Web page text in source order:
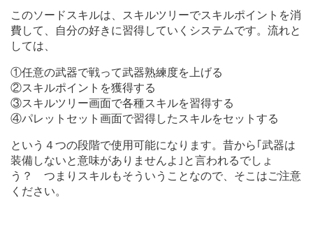
このソードスキルは、スキルツリーでスキルポイントを消
費して、自分の好きに習得していくシステムです。流れと
しては、
①任意の武器で戦って武器熟練度を上げる
②スキルポイントを獲得する
③スキルツリー画面で各種スキルを習得する
④パレットセット画面で習得したスキルをセットする
という４つの段階で使用可能になります。昔から｢武器は
装備しないと意味がありませんよ｣と言われるでしょ
う？ つまりスキルもそういうことなので、そこはご注意
ください。